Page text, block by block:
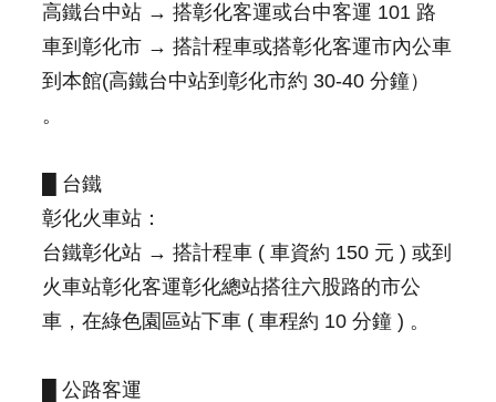
高鐵台中站 → 搭彰化客運或台中客運 101 路
車到彰化市 → 搭計程車或搭彰化客運市內公車
到本館(高鐵台中站到彰化市約 30-40 分鐘）
。
█ 台鐵
彰化火車站：
台鐵彰化站 → 搭計程車 ( 車資約 150 元 ) 或到
火車站彰化客運彰化總站搭往六股路的市公
車，在綠色園區站下車 ( 車程約 10 分鐘 ) 。
█ 公路客運